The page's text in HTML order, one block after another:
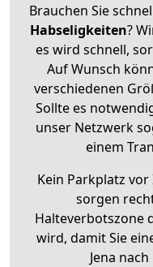
Brauchen Sie
Habseligkeiten?
es wird schnell,
Auf Wunsch
verschiedenen
Sollte es
unser Netzwerk
einem
Kein Parkplatz
sorgen
Halteverbotszone
wird, damit Sie
Jena